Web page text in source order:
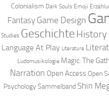
Colonialism Dark Souls Emoji
Fantasy Game Design
Studies Geschichte History
Language At Play Literature
Ludomusikologie Magic: The
Narration Open Access Open
PsychologySammelband Shin